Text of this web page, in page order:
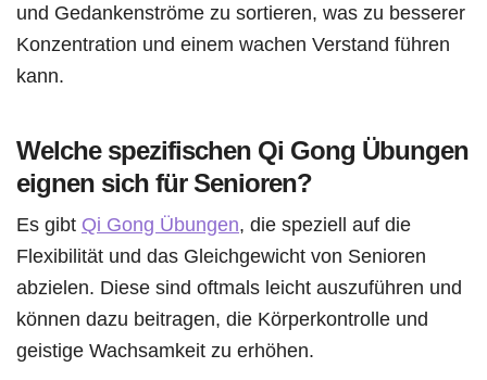
und Gedankenströme zu sortieren, was zu besserer
Konzentration und einem wachen Verstand führen
kann.
Welche spezifischen Qi Gong Übungen
eignen sich für Senioren?
Es gibt Qi Gong Übungen, die speziell auf die
Flexibilität und das Gleichgewicht von Senioren
abzielen. Diese sind oftmals leicht auszuführen und
können dazu beitragen, die Körperkontrolle und
geistige Wachsamkeit zu erhöhen.